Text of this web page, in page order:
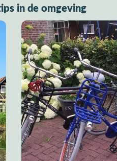
in de omgeving